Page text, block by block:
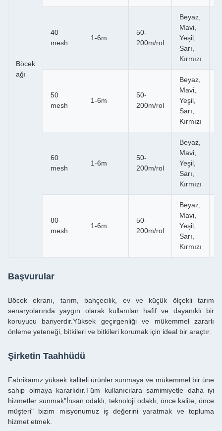
Böcek
ağı
40
mesh
1-6m
50-
200m/rol
Beyaz,
Mavi,
Yeşil,
Sarı,
Kırmızı
50
mesh
1-6m
50-
200m/rol
Beyaz,
Mavi,
Yeşil,
Sarı,
Kırmızı
60
mesh
1-6m
50-
200m/rol
Beyaz,
Mavi,
Yeşil,
Sarı,
Kırmızı
80
mesh
1-6m
50-
200m/rol
Beyaz,
Mavi,
Yeşil,
Sarı,
Kırmızı
Başvurular
Böcek ekranı, tarım, bahçecilik, ev ve küçük ölçekli tarım
senaryolarında yaygın olarak kullanılan hafif ve dayanıklı bir
koruyucu bariyerdir.Yüksek geçirgenliği ve mükemmel zararlı
önleme yeteneği, bitkileri ve bitkileri korumak için ideal bir araçtır.
Şirketin Taahhüdü
Fabrikamız yüksek kaliteli ürünler sunmaya ve mükemmel bir üne
sahip olmaya kararlıdır.Tüm kullanıcılara samimiyetle daha iyi
hizmetler sunmak"İnsan odaklı, teknoloji odaklı, önce kalite, önce
müşteri" bizim misyonumuz iş değerini yaratmak ve topluma
hizmet etmek.